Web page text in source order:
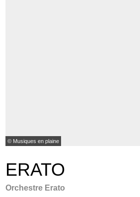
© Musiques en plaine
ERATO
Orchestre Erato